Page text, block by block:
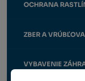
OCHRANA
ZBER A
VYBAVENIE